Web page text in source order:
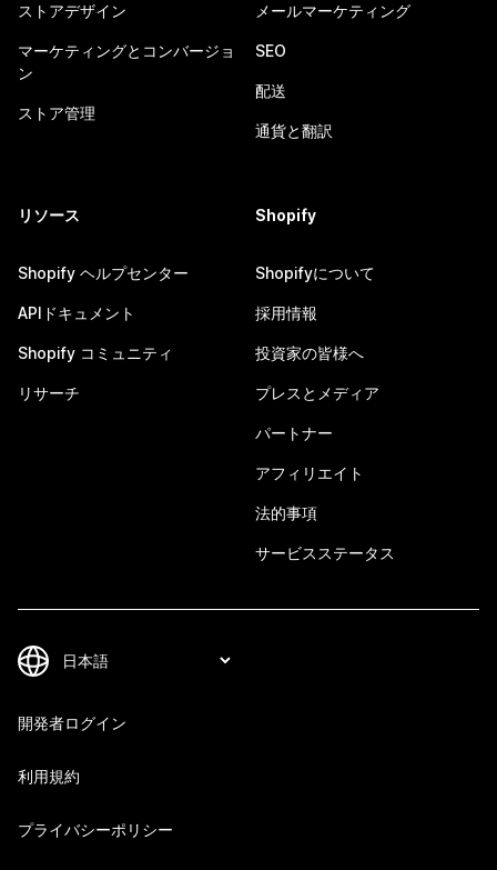
ストアデザイン
マーケティングとコンバージョ
ン
ストア管理
メールマーケティング
SEO
配送
通貨と翻訳
リソース
Shopify ヘルプセンター
APIドキュメント
Shopify コミュニティ
リサーチ
Shopify
Shopifyについて
採用情報
投資家の皆様へ
プレスとメディア
パートナー
アフィリエイト
法的事項
サービスステータス
開発者ログイン
利用規約
プライバシーポリシー